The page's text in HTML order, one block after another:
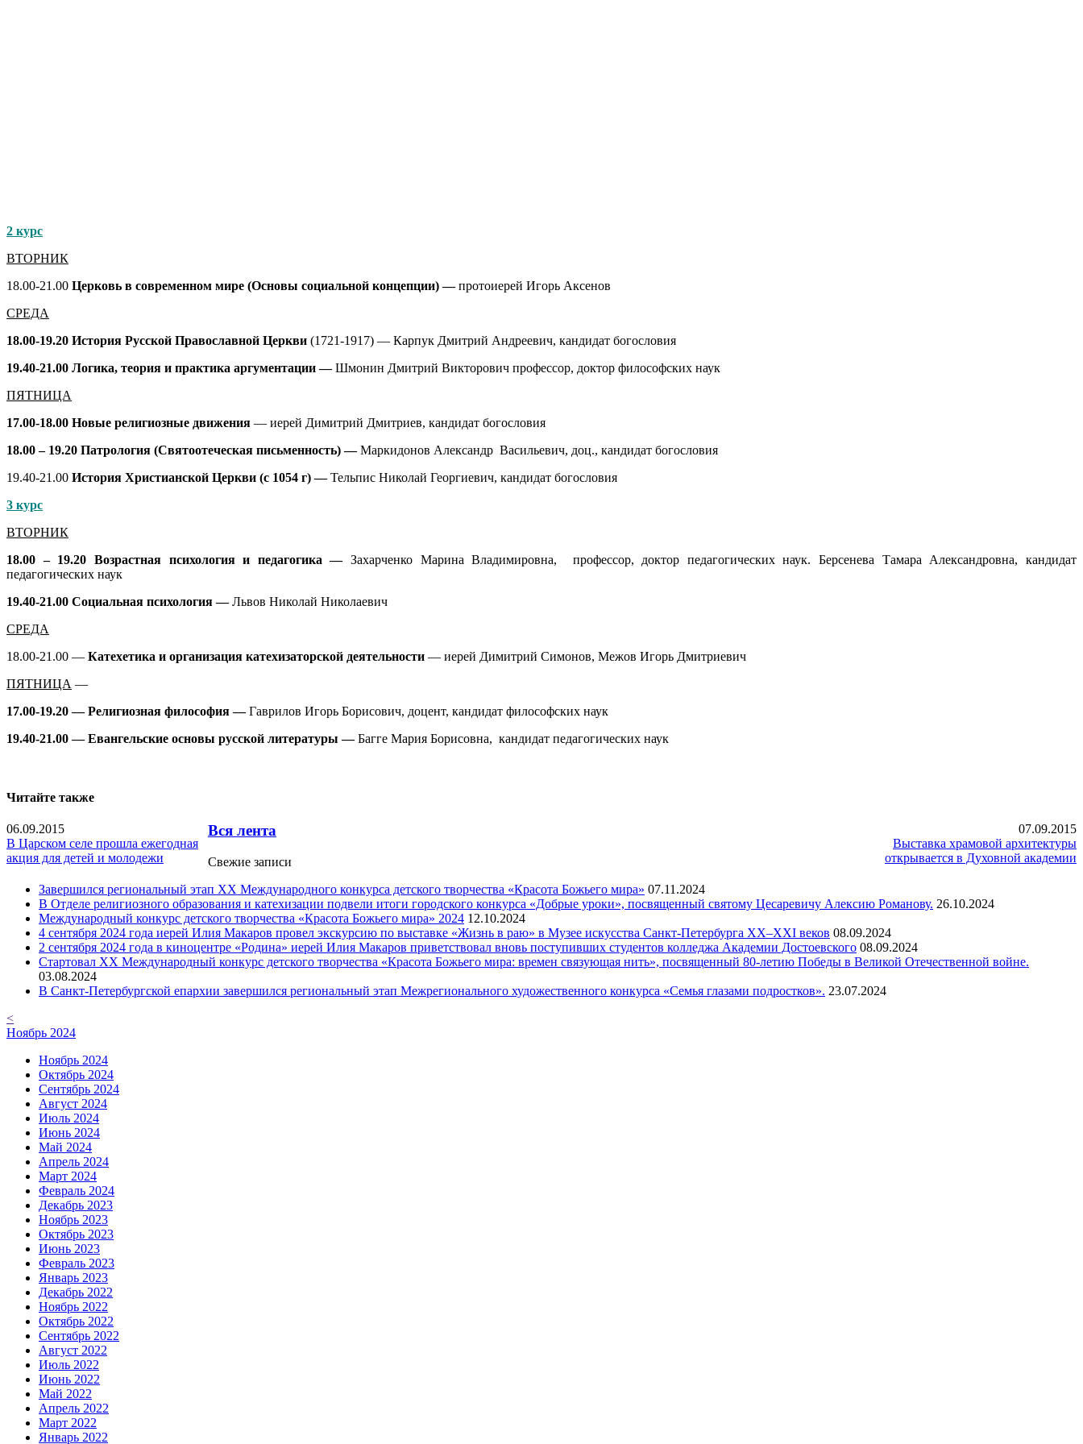
2 курс
ВТОРНИК
18.00-21.00 Церковь в современном мире (Основы социальной концепции) —протоиерей Игорь Аксенов
СРЕДА
18.00-19.20 История Русской Православной Церкви (1721-1917) — Карпук Дмитрий Андреевич, кандидат богословия
19.40-21.00 Логика, теория и практика аргументации —Шмонин Дмитрий Викторович профессор, доктор философских наук
ПЯТНИЦА
17.00-18.00 Новые религиозные движения — иерей Димитрий Дмитриев, кандидат богословия
18.00 – 19.20 Патрология (Святоотеческая письменность) —Маркидонов Александр Васильевич, доц., кандидат богословия
19.40-21.00 История Христианской Церкви (с 1054 г) —Тельпис Николай Георгиевич, кандидат богословия
3 курс
ВТОРНИК
18.00 – 19.20 Возрастная психология и педагогика —Захарченко Марина Владимировна, профессор, доктор педагогических наук. Берсенева Тамара Александровна, кандидат
педагогических наук
19.40-21.00 Социальная психология —Львов Николай Николаевич
СРЕДА
18.00-21.00 — Катехетика и организация катехизаторской деятельности — иерей Димитрий Симонов, Межов Игорь Дмитриевич
ПЯТНИЦА —
17.00-19.20 — Религиозная философия —Гаврилов Игорь Борисович, доцент, кандидат философских наук
19.40-21.00 — Евангельские основы русской литературы —Багге Мария Борисовна, кандидат педагогических наук
Читайте также
06.09.2015
В Царском селе прошла ежегодная
акция для детей и молодежи
07.09.2015
Выставка храмовой архитектуры
открывается в Духовной академии
Вся лента
Свежие записи
Завершился региональный этап XX Международного конкурса детского творчества «Красота Божьего мира» 07.11.2024
В Отделе религиозного образования и катехизации подвели итоги городского конкурса «Добрые уроки», посвященный святому Цесаревичу Алексию Романову. 26.10.2024
Международный конкурс детского творчества «Красота Божьего мира» 2024 12.10.2024
4 сентября 2024 года иерей Илия Макаров провел экскурсию по выставке «Жизнь в раю» в Музее искусства Санкт-Петербурга XX–XXI веков 08.09.2024
2 сентября 2024 года в киноцентре «Родина» иерей Илия Макаров приветствовал вновь поступивших студентов колледжа Академии Достоевского 08.09.2024
Cтартовал XX Международный конкурс детского творчества «Красота Божьего мира: времен связующая нить», посвященный 80-летию Победы в Великой Отечественной войне.
03.08.2024
В Санкт-Петербургской епархии завершился региональный этап Межрегионального художественного конкурса «Семья глазами подростков». 23.07.2024
<
Ноябрь 2024
Ноябрь 2024
Октябрь 2024
Сентябрь 2024
Август 2024
Июль 2024
Июнь 2024
Май 2024
Апрель 2024
Март 2024
Февраль 2024
Декабрь 2023
Ноябрь 2023
Октябрь 2023
Июнь 2023
Февраль 2023
Январь 2023
Декабрь 2022
Ноябрь 2022
Октябрь 2022
Сентябрь 2022
Август 2022
Июль 2022
Июнь 2022
Май 2022
Апрель 2022
Март 2022
Январь 2022